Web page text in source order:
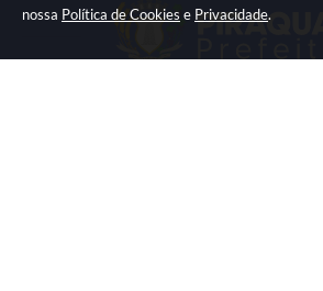
nossa Política de Cookies e Privacidade.